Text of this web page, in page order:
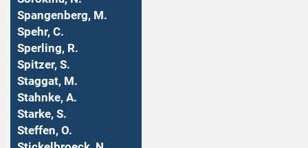
Spangenberg, M.
Spehr, C.
Sperling, R.
Spitzer, S.
Staggat, M.
Stahnke, A.
Starke, S.
Steffen, O.